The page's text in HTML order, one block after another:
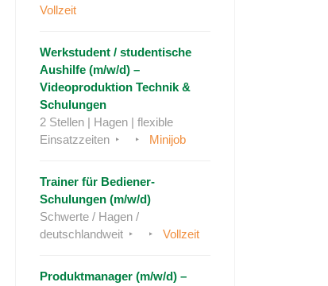
Vollzeit
Werkstudent / studentische
Aushilfe (m/w/d) –
Videoproduktion Technik &
Schulungen
2 Stellen | Hagen | flexible
Einsatzzeiten
Minijob
Trainer für Bediener-
Schulungen (m/w/d)
Schwerte / Hagen /
deutschlandweit
Vollzeit
Produktmanager (m/w/d) –